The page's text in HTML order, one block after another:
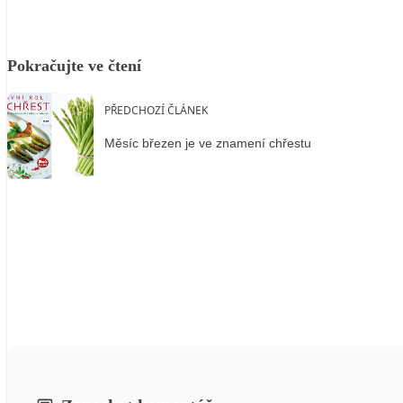
Pokračujte ve čtení
PŘEDCHOZÍ ČLÁNEK
Měsíc březen je ve znamení chřestu